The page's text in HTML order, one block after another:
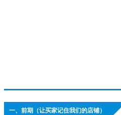
一、前期（让买家记住我们的店铺）